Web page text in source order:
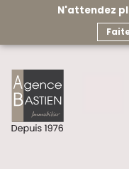
N'attendez